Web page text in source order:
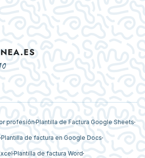
profesión Plantilla de Factura Google Sheets
Plantilla de factura en Google Docs
Plantilla de factura Word